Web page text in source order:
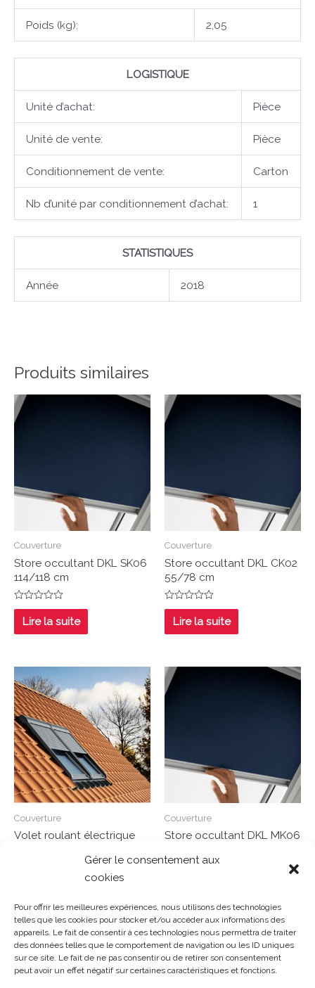
Gérer le consentement aux
cookies
Pour offrir les meilleures expériences, nous utilisons des technologies
telles que les cookies pour stocker et/ou accéder aux informations des
appareils. Le fait de consentir à ces technologies nous permettra de traiter
des données telles que le comportement de navigation ou les ID uniques
sur ce site. Le fait de ne pas consentir ou de retirer son consentement
peut avoir un effet négatif sur certaines caractéristiques et fonctions.
Poids (kg): 2,05
LOGISTIQUE
Unité d’achat: Pièce
Unité de vente: Pièce
Conditionnement de vente: Carton
Nb d’unité par conditionnement d’achat: 1
STATISTIQUES
Année 2018
Produits similaires
Couverture
Store occultant DKL SK06
114/118 cm
Note
sur
5
Lire la suite
Couverture
Store occultant DKL CK02
55/78 cm
Note
sur
5
Lire la suite
Couverture
Volet roulant électrique
5
Couverture
Store occultant DKL MK06
5
Gosset Matériaux 2023 © Tous droits réservés |Mentions